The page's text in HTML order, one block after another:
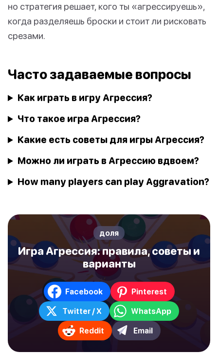
но стратегия решает, кого ты «агрессируешь»,
когда разделяешь броски и стоит ли рисковать
срезами.
Часто задаваемые вопросы
Как играть в игру Агрессия?
Что такое игра Агрессия?
Какие есть советы для игры Агрессия?
Можно ли играть в Агрессию вдвоем?
How many players can play Aggravation?
доля
Игра Агрессия: правила, советы и
варианты
Facebook Pinterest
Twitter / X WhatsApp
Reddit Email